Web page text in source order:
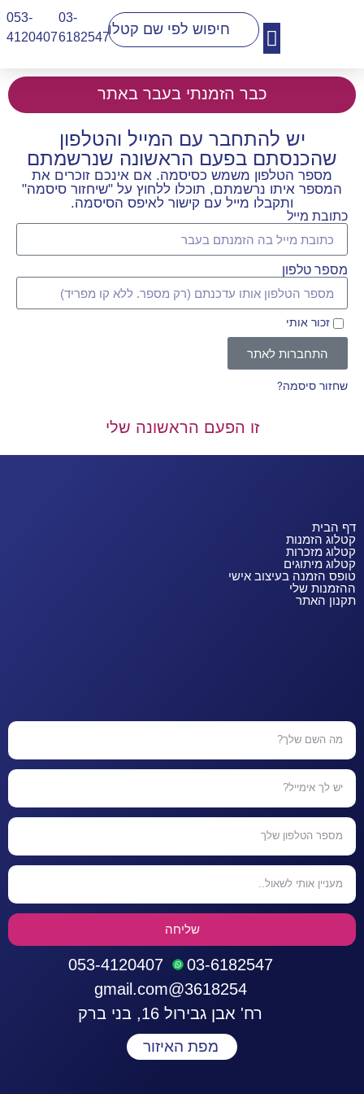
03-
6182547
053-
4120407​
כבר הזמנתי בעבר באתר
זו הפעם הראשונה שלי
יש להתחבר עם המייל והטלפון
שהכנסתם בפעם הראשונה שנרשמתם
מספר הטלפון משמש כסיסמה. אם אינכם זוכרים את
המספר איתו נרשמתם, תוכלו ללחוץ על "שיחזור סיסמה"
ותקבלו מייל עם קישור לאיפס הסיסמה.
כתובת מייל
מספר טלפון
זכור אותי
התחברות לאתר
שחזור סיסמה?
דף הבית
קטלוג הזמנות
קטלוג מזכרות
קטלוג מיתוגים
טופס הזמנה בעיצוב אישי
ההזמנות שלי
תקנון האתר
שליחה
03-6182547
053-4120407
3618254@gmail.com
רח' אבן גבירול 16, בני ברק
מפת האיזור